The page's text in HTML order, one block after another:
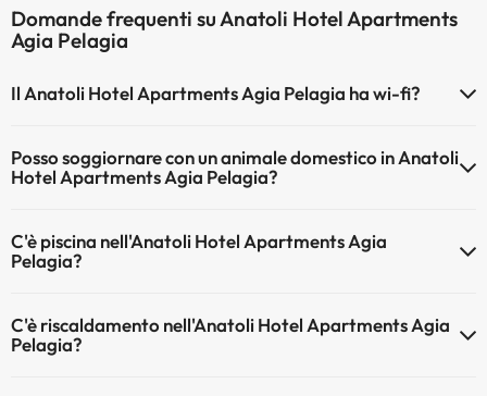
Domande frequenti su Anatoli Hotel Apartments
Agia Pelagia
Il Anatoli Hotel Apartments Agia Pelagia ha wi-fi?
Posso soggiornare con un animale domestico in Anatoli
Hotel Apartments Agia Pelagia?
Pelagia.
C'è piscina nell'Anatoli Hotel Apartments Agia
Pelagia?
Qui potete trovare maggiori informazioni sulla piscina e sulle altri
installazioni.
C'è riscaldamento nell'Anatoli Hotel Apartments Agia
Pelagia?